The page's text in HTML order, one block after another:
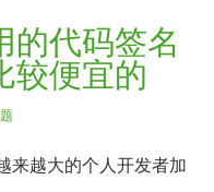
的代码签名
较便宜的
来越大的个人开发者加